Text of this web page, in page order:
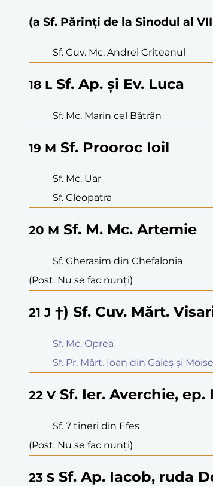
(a Sf. Părinţi de la Sinodul al
Sf. Cuv. Mc. Andrei Criteanul
18 L Sf. Ap. și Ev. Luca
Sf. Mc. Marin cel Bătrân
19 M Sf. Prooroc Ioil
Sf. Mc. Uar
Sf. Cleopatra
20 M Sf. M. Mc. Artemie
Sf. Gherasim din Chefalonia
(Post. Nu se fac nunți)
21 J †) Sf. Cuv. Mărt.
Sf. Mc. Oprea
Sf. Pr. Mărt. Ioan din Galeș și
22 V Sf. Ier. Averchie, ep.
Sf. 7 tineri din Efes
(Post. Nu se fac nunți)
23 S Sf. Ap. Iacob, ruda